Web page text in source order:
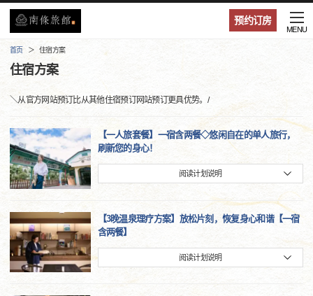
预约订房
MENU
首页 住宿方案
住宿方案
＼从官方网站预订比从其他住宿预订网站预订更具优势。/
【一人旅套餐】一宿含两餐◇悠闲自在的单人旅行，
刷新您的身心！
阅读计划说明
【3晚温泉理疗方案】放松片刻，恢复身心和谐【一宿
含两餐】
阅读计划说明